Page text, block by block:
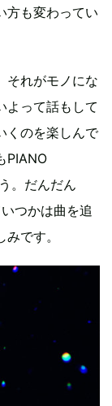
方も変わってい
それがモノにな
よって話もして
くのを楽しんで
PIANO
。だんだん
つかは曲を追
です。